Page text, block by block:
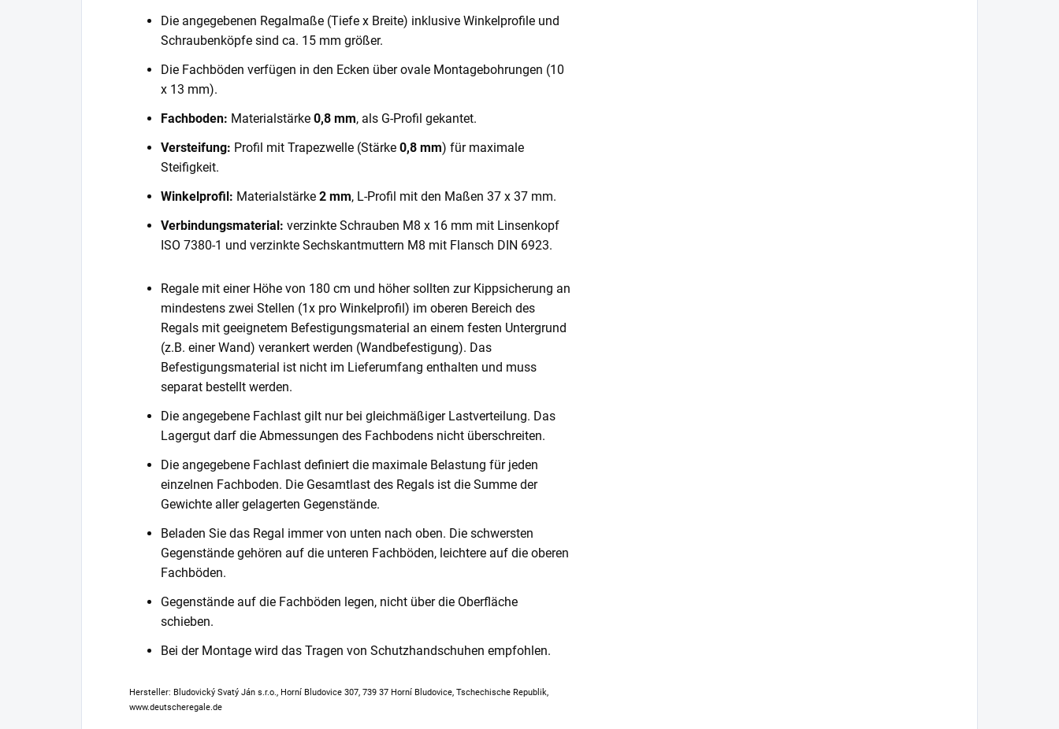
Die angegebenen Regalmaße (Tiefe x Breite) inklusive Winkelprofile und
Schraubenköpfe sind ca. 15 mm größer.
Die Fachböden verfügen in den Ecken über ovale Montagebohrungen (10
x 13 mm).
Fachboden: Materialstärke 0,8 mm, als G-Profil gekantet.
Versteifung: Profil mit Trapezwelle (Stärke 0,8 mm) für maximale
Steifigkeit.
Winkelprofil: Materialstärke 2 mm, L-Profil mit den Maßen 37 x 37 mm.
Verbindungsmaterial: verzinkte Schrauben M8 x 16 mm mit Linsenkopf
ISO 7380-1 und verzinkte Sechskantmuttern M8 mit Flansch DIN 6923.
Regale mit einer Höhe von 180 cm und höher sollten zur Kippsicherung an
mindestens zwei Stellen (1x pro Winkelprofil) im oberen Bereich des
Regals mit geeignetem Befestigungsmaterial an einem festen Untergrund
(z.B. einer Wand) verankert werden (Wandbefestigung). Das
Befestigungsmaterial ist nicht im Lieferumfang enthalten und muss
separat bestellt werden.
Die angegebene Fachlast gilt nur bei gleichmäßiger Lastverteilung. Das
Lagergut darf die Abmessungen des Fachbodens nicht überschreiten.
Die angegebene Fachlast definiert die maximale Belastung für jeden
einzelnen Fachboden. Die Gesamtlast des Regals ist die Summe der
Gewichte aller gelagerten Gegenstände.
Beladen Sie das Regal immer von unten nach oben. Die schwersten
Gegenstände gehören auf die unteren Fachböden, leichtere auf die oberen
Fachböden.
Gegenstände auf die Fachböden legen, nicht über die Oberfläche
schieben.
Bei der Montage wird das Tragen von Schutzhandschuhen empfohlen.
Hersteller: Bludovický Svatý Ján s.r.o., Horní Bludovice 307, 739 37 Horní Bludovice, Tschechische Republik,
www.deutscheregale.de